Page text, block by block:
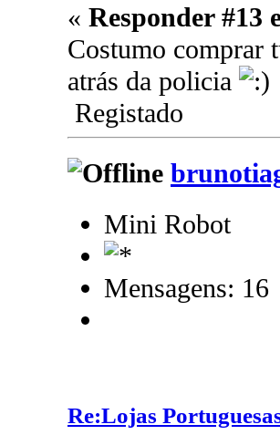
« Responder #13
Costumo comprar
atrás da policia
Registado
Mini Robot
Mensagens: 16
Re:Lojas